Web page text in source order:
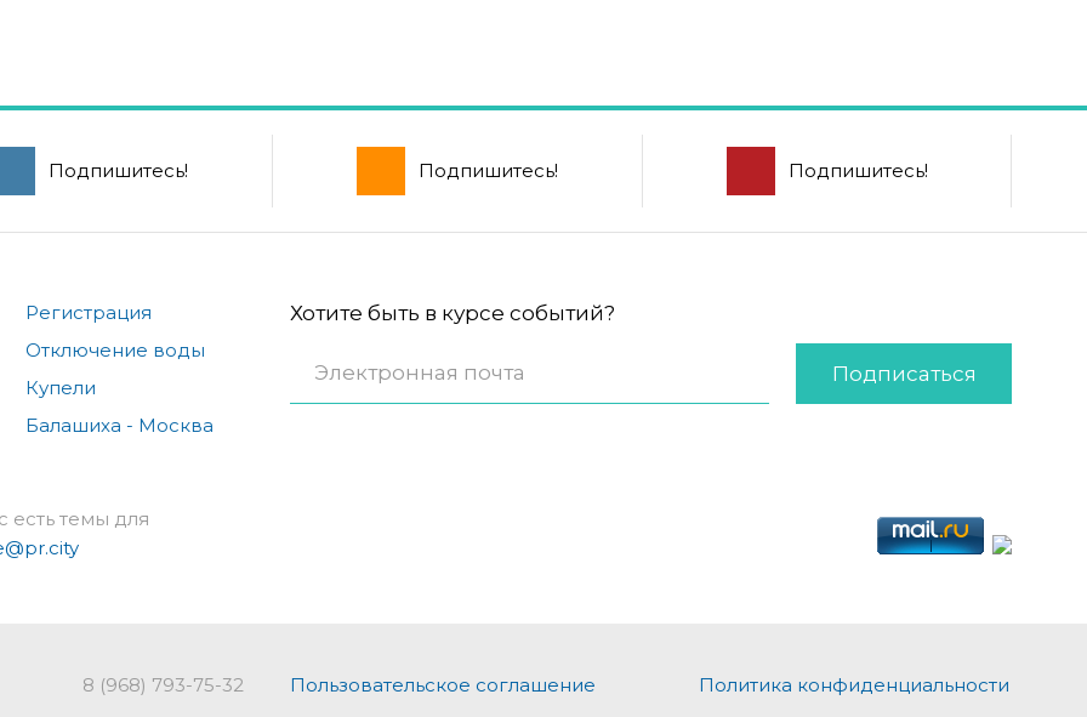
Подпишитесь! Подпишитесь! Подпишитесь!
Регистрация
Отключение воды
Купели
Балашиха - Москва
Хотите быть в курсе событий?
Подписаться
есть темы для
8 (968) 793-75-32 Пользовательское соглашение Политика конфиденциальности